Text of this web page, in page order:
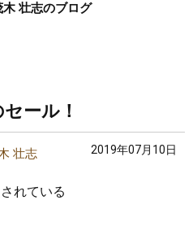
木 壮志のブログ
ール！
壮志 2019年07月10日
れている